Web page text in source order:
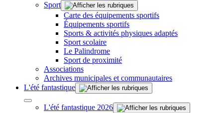
Sport
Carte des équipements sportifs
Équipements sportifs
Sports & activités physiques adaptés
Sport scolaire
Le Palindrome
Sport de proximité
Associations
Archives municipales et communautaires
L'été fantastique
L'été fantastique 2026